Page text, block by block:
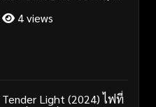
พากย์ไทย
4 views
Tender Light (2024) ไฟที่